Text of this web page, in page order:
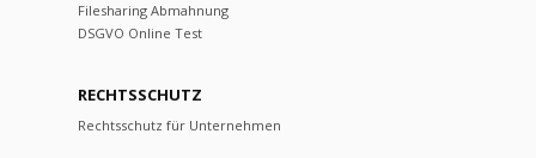
Filesharing Abmahnung
DSGVO Online Test
RECHTSSCHUTZ
Rechtsschutz für Unternehmen